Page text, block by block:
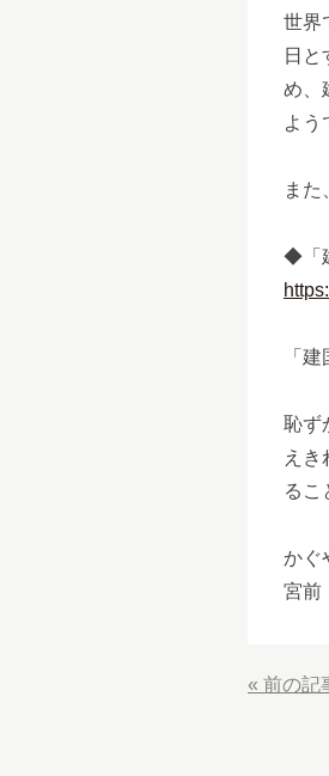
世界
日と
め、
よう
また
◆「
「
恥ず
えき
るこ
かぐ
宮
« 前の記